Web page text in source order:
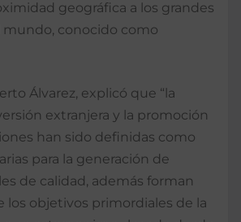
geográfica a los grandes
mundo, conocido como
Álvarez, explicó que “la
extranjera y la promoción
han sido definidas como
para la generación de
de calidad, además forman
los objetivos primordiales de la